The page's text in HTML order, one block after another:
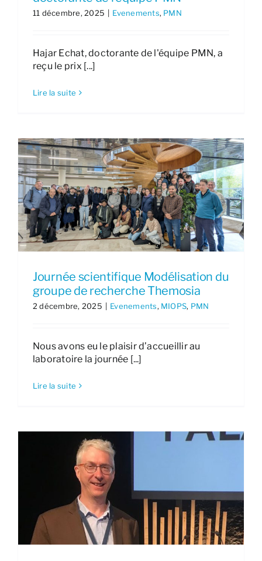
11 décembre, 2025 Evenements, PMN
Hajar Echat, doctorante de l'équipe PMN, a
reçu le prix [...]
Lire la suite
Journée scientifique Modélisation du
groupe de recherche Themosia
2 décembre, 2025 Evenements, MIOPS, PMN
Nous avons eu le plaisir d’accueillir au
laboratoire la journée [...]
Lire la suite